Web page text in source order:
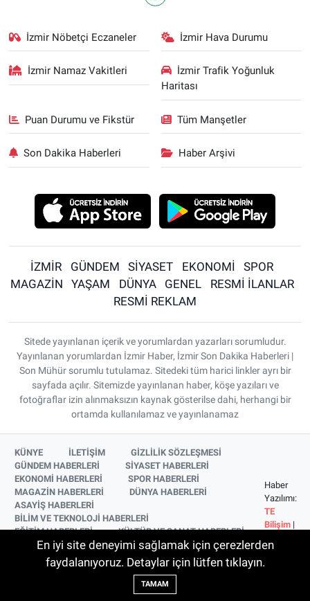
İzmir Nöbetçi Eczaneler İzmir Hava Durumu
İzmir Namaz Vakitleri
İzmir Trafik Yoğunluk
Haritası
Puan Durumu ve Fikstür Tüm Manşetler
Son Dakika Haberleri Haber Arşivi
İZMİR GÜNDEM SİYASET EKONOMİ
SPOR
MAGAZİN
YAŞAM DÜNYA GENEL
RESMİ İLANLAR
RESMİ REKLAM
Sitede yayınlanan içerik ve yorumlardan yazarları sorumludur.
Yayınlanan yorumlardan İzmir Haber, İzmir Son Dakika Haberleri |
Son Mühür sorumlu tutulamaz. Sitedeki tüm harici linkler ayrı bir
sayfada açılır. Sitemizde yayınlanan haber, köşe yazıları ve
fotoğraflar izin alınmaksızın kaynak gösterilse dahi, herhangi bir
ortamda kullanılamaz ve yayınlanamaz
KÜNYE İLETİŞİM
GİZLİLİK SÖZLEŞMESİ
GÜNDEM HABERLERİ
SİYASET HABERLERİ
EKONOMİ HABERLERİ
SPOR HABERLERİ
MAGAZİN HABERLERİ
DÜNYA HABERLERİ
ASAYİŞ HABERLERİ
BİLİM VE TEKNOLOJİ HABERLERİ
EĞİTİM HABERLERİ
KÜLTÜR VE SANAT HABERLERİ
SAĞLIK HABERLERİ
YAŞAM HABERLERİ
YEREL HABERLER
İZMİR HABERLERİ
SİNEMA VE TELEVİZYON HABERLERİ
Haber
Yazılımı:
TE
Bilişim |
© 2026
En iyi site deneyimi sağlamak için çerezlerden
faydalanıyoruz. Detaylar için lütfen tıklayın.
TAMAM